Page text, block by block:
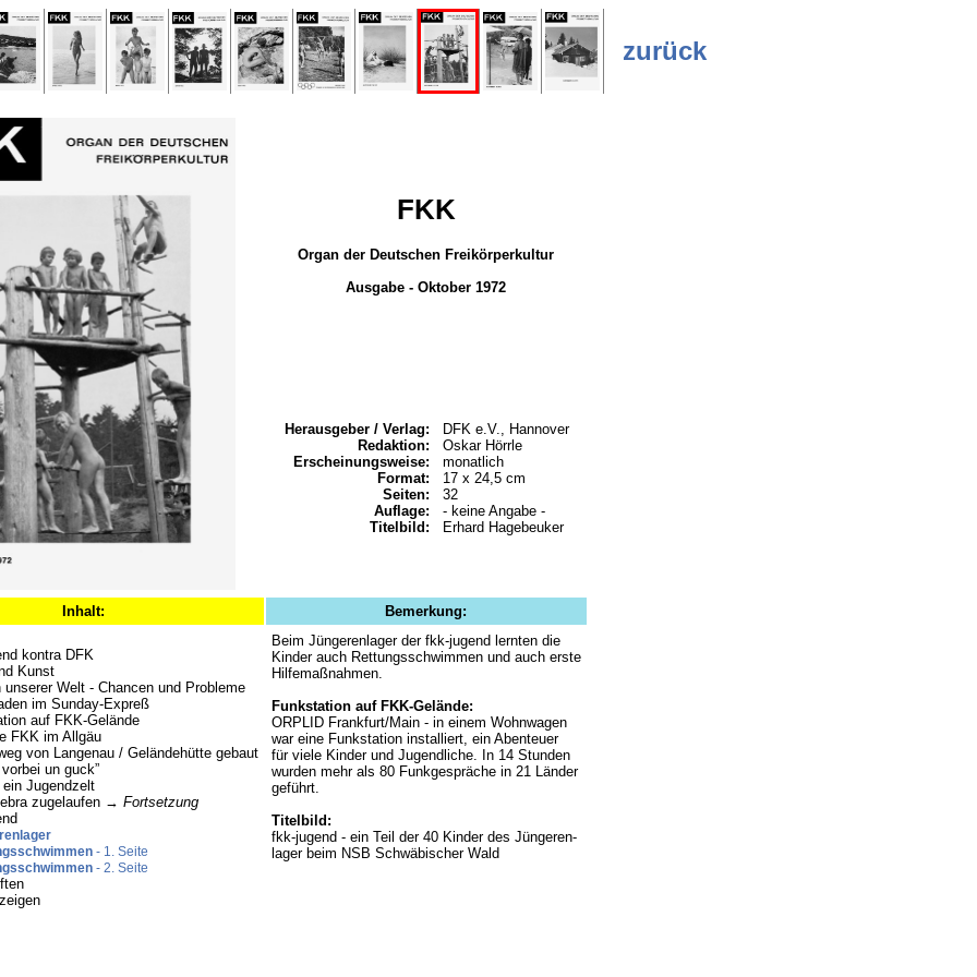
zurück
FKK
Organ der Deutschen Freikörperkultur
Ausgabe - Oktober 1972
Herausgeber / Verlag:
Redaktion:
Erscheinungsweise:
Format:
Seiten:
Auflage:
Titelbild:
DFK e.V., Hannover
Oskar Hörrle
monatlich
17 x 24,5 cm
32
- keine Angabe -
Erhard Hagebeuker
Inhalt: Bemerkung:
kontra DFK
Kunst
unserer Welt - Chancen und Probleme
im Sunday-Expreß
auf FKK-Gelände
FKK im Allgäu
von Langenau / Geländehütte gebaut
un guck”
Jugendzelt
zugelaufen → Fortsetzung
- 1. Seite
- 2. Seite
Beim Jüngerenlager der fkk-jugend lernten die
Kinder auch Rettungsschwimmen und auch erste
Hilfemaßnahmen.
Funkstation auf FKK-Gelände:
ORPLID Frankfurt/Main - in einem Wohnwagen
war eine Funkstation installiert, ein Abenteuer
für viele Kinder und Jugendliche. In 14 Stunden
wurden mehr als 80 Funkgespräche in 21 Länder
geführt.
Titelbild:
fkk-jugend - ein Teil der 40 Kinder des Jüngeren-
lager beim NSB Schwäbischer Wald